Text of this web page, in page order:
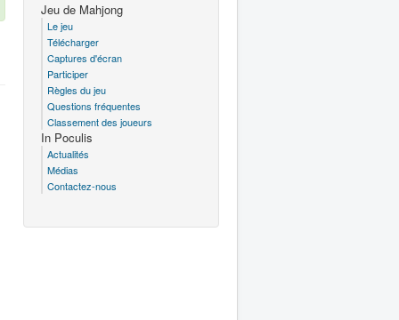
Jeu de Mahjong
Le jeu
Télécharger
Captures d'écran
Participer
Règles du jeu
Questions fréquentes
Classement des joueurs
In Poculis
Actualités
Médias
Contactez-nous